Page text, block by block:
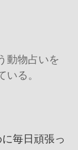
動物占いを
る。
毎日頑張っ